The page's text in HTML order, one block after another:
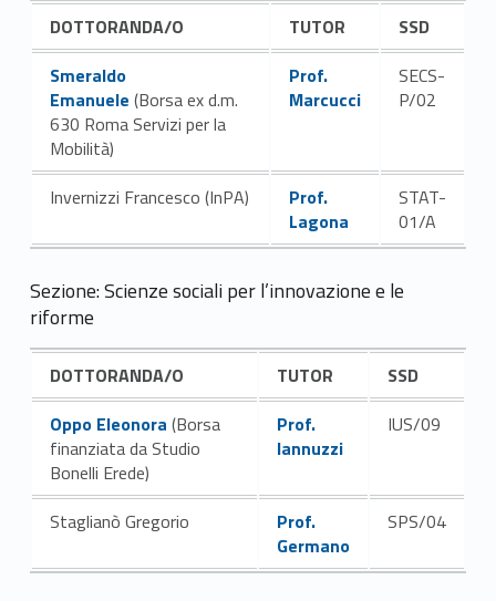
DOTTORANDA/O TUTOR
SSD
Link identifier #identifier__62023-5
Smeraldo
Emanuele (Borsa ex d.m.
630 Roma Servizi per la
Mobilità)
Link identifier #identifier__63322-6
Prof.
Marcucci
SECS-
P/02
Invernizzi Francesco (InPA) Link identifier #identifier__36529-7
Prof.
Lagona
STAT-
01/A
Sezione: Scienze sociali per l’innovazione e le
riforme
DOTTORANDA/O TUTOR
SSD
Link identifier #identifier__24887-8
Oppo Eleonora (Borsa
finanziata da Studio
Bonelli Erede)
Link identifier #identifier__62136-9
Prof.
Iannuzzi
IUS/09
Staglianò Gregorio Link identifier #identifier__36822-10
Prof.
Germano
SPS/04